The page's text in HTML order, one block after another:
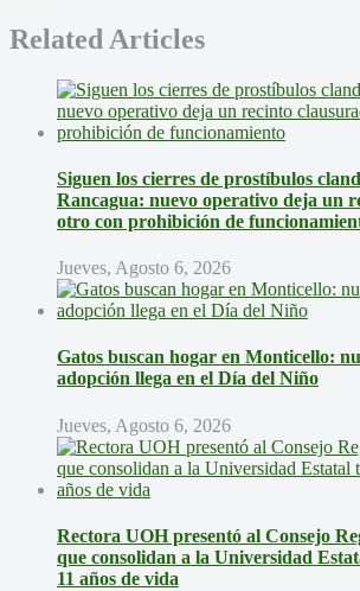
Related Articles
Siguen los cierres de prostíbulos
Rancagua: nuevo operativo deja un
otro con prohibición de
Jueves, Agosto 6, 2026
Gatos buscan hogar en Monticello:
adopción llega en el Día del Niño
Jueves, Agosto 6, 2026
Rectora UOH presentó al Consejo
que consolidan a la Universidad
11 años de vida